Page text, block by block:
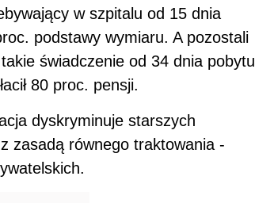
w szpitalu od 15 dnia
podstawy wymiaru. A pozostali
świadczenie od 34 dnia pobytu
80 proc. pensji.
dyskryminuje starszych
zasadą równego traktowania -